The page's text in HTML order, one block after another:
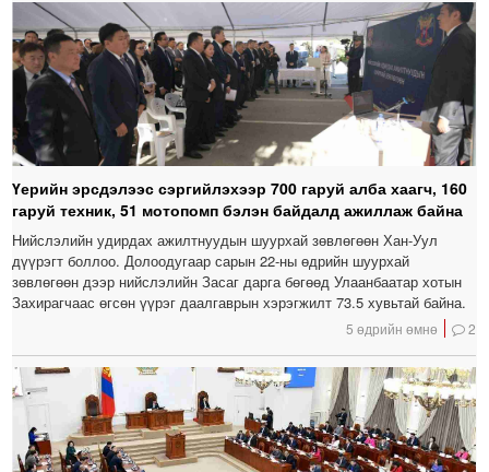
Үерийн эрсдэлээс сэргийлэхээр 700 гаруй алба хаагч, 160
гаруй техник, 51 мотопомп бэлэн байдалд ажиллаж байна
Нийслэлийн удирдах ажилтнуудын шуурхай зөвлөгөөн Хан-Уул
дүүрэгт боллоо. Долоодугаар сарын 22-ны өдрийн шуурхай
зөвлөгөөн дээр нийслэлийн Засаг дарга бөгөөд Улаанбаатар хотын
Захирагчаас өгсөн үүрэг даалгаврын хэрэгжилт 73.5 хувьтай байна.
5 өдрийн өмнө 2